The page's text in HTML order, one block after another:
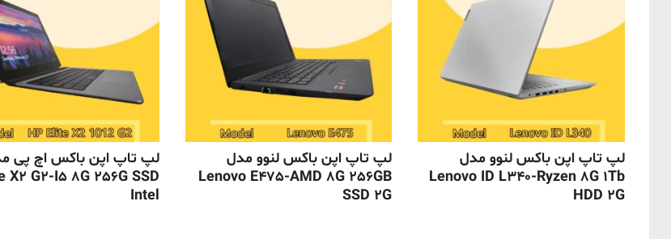
ناموجود
لپ تاپ اپن باکس لنوو مدل
Lenovo ID L340-Ryzen 8G 1Tb
HDD 2G
ناموجود
لپ تاپ اپن باکس لنوو مدل
Lenovo E475-AMD 8G 256GB
SSD 2G
ناموجود
X2 G2-I5 8G 256G SSD
Intel